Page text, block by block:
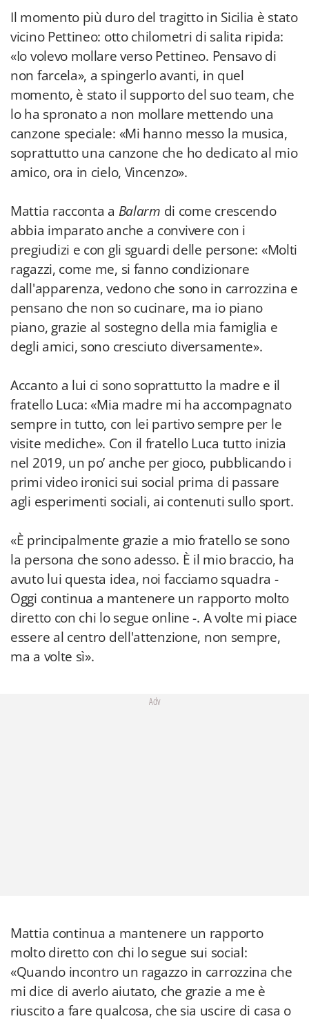
Il momento più duro del tragitto in Sicilia è stato
vicino Pettineo: otto chilometri di salita ripida:
«Io volevo mollare verso Pettineo. Pensavo di
non farcela», a spingerlo avanti, in quel
momento, è stato il supporto del suo team, che
lo ha spronato a non mollare mettendo una
canzone speciale: «Mi hanno messo la musica,
soprattutto una canzone che ho dedicato al mio
amico, ora in cielo, Vincenzo».
Mattia racconta a Balarm di come crescendo
abbia imparato anche a convivere con i
pregiudizi e con gli sguardi delle persone: «Molti
ragazzi, come me, si fanno condizionare
dall'apparenza, vedono che sono in carrozzina e
pensano che non so cucinare, ma io piano
piano, grazie al sostegno della mia famiglia e
degli amici, sono cresciuto diversamente».
Accanto a lui ci sono soprattutto la madre e il
fratello Luca: «Mia madre mi ha accompagnato
sempre in tutto, con lei partivo sempre per le
visite mediche». Con il fratello Luca tutto inizia
nel 2019, un po’ anche per gioco, pubblicando i
primi video ironici sui social prima di passare
agli esperimenti sociali, ai contenuti sullo sport.
«È principalmente grazie a mio fratello se sono
la persona che sono adesso. È il mio braccio, ha
avuto lui questa idea, noi facciamo squadra -
Oggi continua a mantenere un rapporto molto
diretto con chi lo segue online -. A volte mi piace
essere al centro dell'attenzione, non sempre,
ma a volte sì».
Adv
Mattia continua a mantenere un rapporto
molto diretto con chi lo segue sui social:
«Quando incontro un ragazzo in carrozzina che
mi dice di averlo aiutato, che grazie a me è
riuscito a fare qualcosa, che sia uscire di casa o